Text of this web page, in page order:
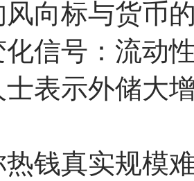
风向标与货币
化信号：流动
表示外储大
钱真实规模